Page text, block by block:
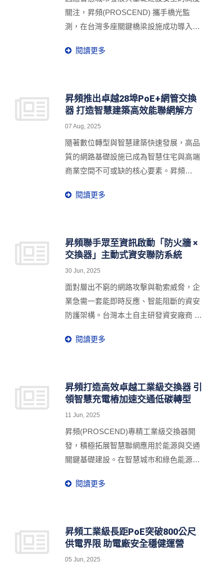
關注，昇頻(PROSCEND) 攜手橋光監
測，在台灣多座關鍵橋梁設施成功導入工
距離攝影機佈建困難與網路訊號不穩等技
閱讀更多
昇頻推出卓越28埠PoE+網管交換
器 打造智慧建築高效能聯網解方
07 Aug, 2025
隨著數位轉型與智慧建築快速發展，高品
質的網路基礎設施已成為智慧住宅與高端
商業空間不可或缺的核心要素。昇頻
出革新性的28埠PoE+網管型交換器850X-
閱讀更多
昇頻聯手眾至資訊啟動「防火牆 ×
交換器」主動式資安聯防系統
30 Jun, 2025
面對層出不窮的網路攻擊與勒索威脅，企
業急需一套能即時反應、智能阻斷的資安
防護架構。台灣本土自主研發資安廠商 眾
昇頻（Proscend） 攜手合作，正式推出全
斷、橫向移動自動隔離的雙重資安防線，
協助企業有效防範內部擴散型攻擊，全面
升級防護力道。
閱讀更多
昇頻打造高效卓越工業級交換器 引
領智慧充電樁加速交通低碳轉型
11 Jun, 2025
昇頻(PROSCEND)專精工業級交換器開
發，積極拓展智慧聯網應用於能源與交通
關鍵基礎建設。在智慧城市和綠色能源轉
850G-12PI與區塊證科技攜手合作，成功
及充電器提供穩定的PoE電力和網路訊
號，展現了物聯網技術在城市流動領域的
巨大潛力。
閱讀更多
昇頻工業級長距PoE突破800公尺
供電界限 助電廠安全穩健運營
05 Jun, 2025